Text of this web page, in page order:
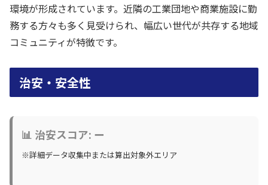
環境が形成されています。近隣の工業団地や商業施設に勤
務する方々も多く見受けられ、幅広い世代が共存する地域
コミュニティが特徴です。
治安・安全性
📊 治安スコア: ー
※詳細データ収集中または算出対象外エリア